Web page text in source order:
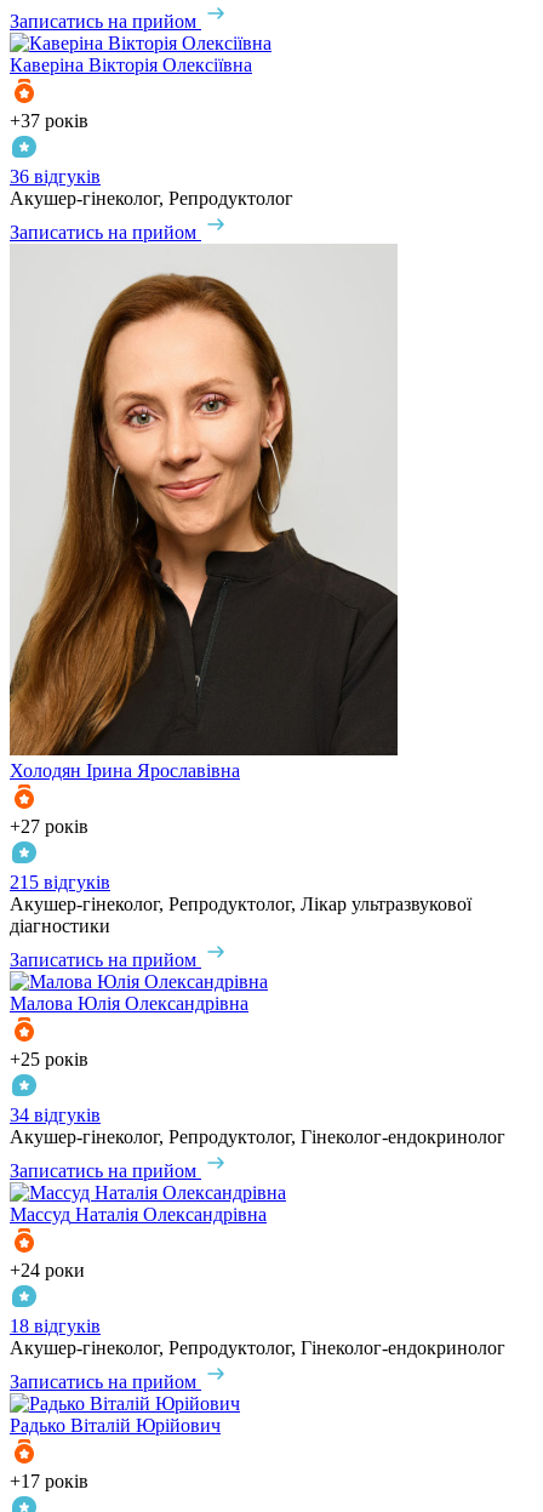
Записатись на прийом
Каверіна Вікторія Олексіївна
+37 років
36 відгуків
Акушер-гінеколог, Репродуктолог
Записатись на прийом
Холодян Ірина Ярославівна
+27 років
215 відгуків
Акушер-гінеколог, Репродуктолог, Лікар ультразвукової
діагностики
Записатись на прийом
Малова Юлія Олександрівна
+25 років
34 відгуків
Акушер-гінеколог, Репродуктолог, Гінеколог-ендокринолог
Записатись на прийом
Массуд Наталія Олександрівна
+24 роки
18 відгуків
Акушер-гінеколог, Репродуктолог, Гінеколог-ендокринолог
Записатись на прийом
Радько Віталій Юрійович
+17 років